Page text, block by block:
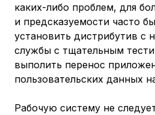
каких-либо проблем, для
и предсказуемости часто
установить дистрибутив с
службы с тщательным
выполить перенос
пользовательских данных
Рабочую систему не